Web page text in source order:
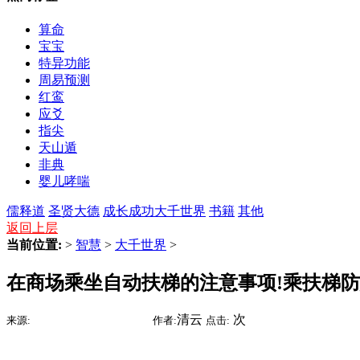
算命
宝宝
特异功能
周易预测
红鸾
应爻
指尖
天山遁
非典
婴儿哮喘
儒释道 圣贤大德 成长成功大千世界 书籍 其他
返回上层
当前位置: > 智慧 > 大千世界 >
在商场乘坐自动扶梯的注意事项!乘扶梯
来源: 作者:清云 点击: 次